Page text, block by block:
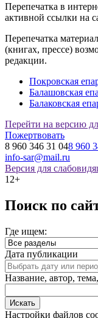
Перепечатка в
активной ссылки на
Перепечатка
(книгах, прессе)
редакции.
Покровская
Балашовская
Балаковская
Перейти на версию
Пожертвовать
8 960 346 31 048 960
info-sar@mail.ru
Версия для
12+
Поиск по
Где ищем:
Дата публикации
Название, автор,
Настройки файлов